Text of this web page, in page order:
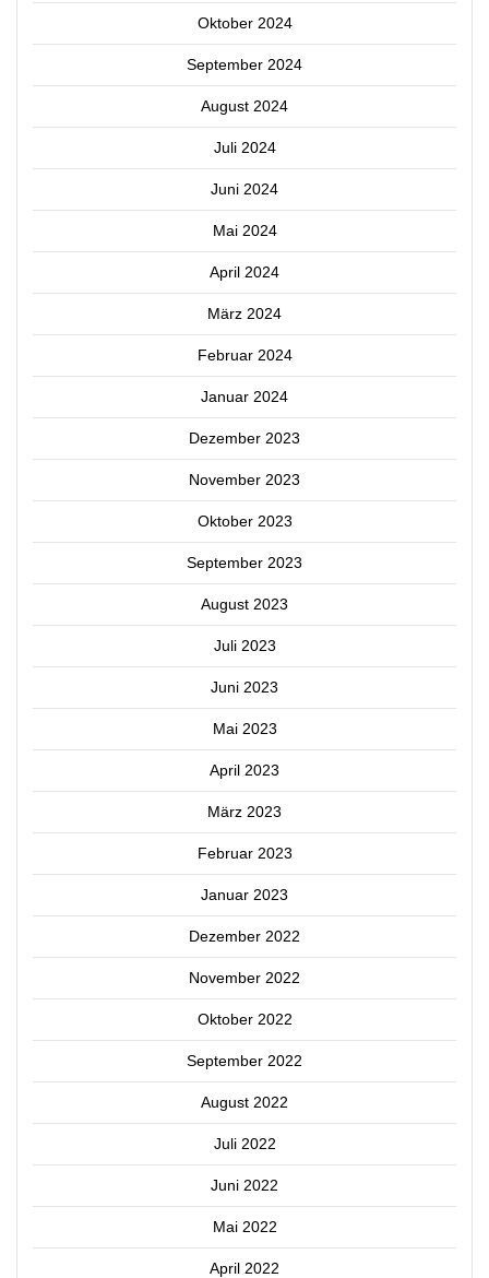
Oktober 2024
September 2024
August 2024
Juli 2024
Juni 2024
Mai 2024
April 2024
März 2024
Februar 2024
Januar 2024
Dezember 2023
November 2023
Oktober 2023
September 2023
August 2023
Juli 2023
Juni 2023
Mai 2023
April 2023
März 2023
Februar 2023
Januar 2023
Dezember 2022
November 2022
Oktober 2022
September 2022
August 2022
Juli 2022
Juni 2022
Mai 2022
April 2022